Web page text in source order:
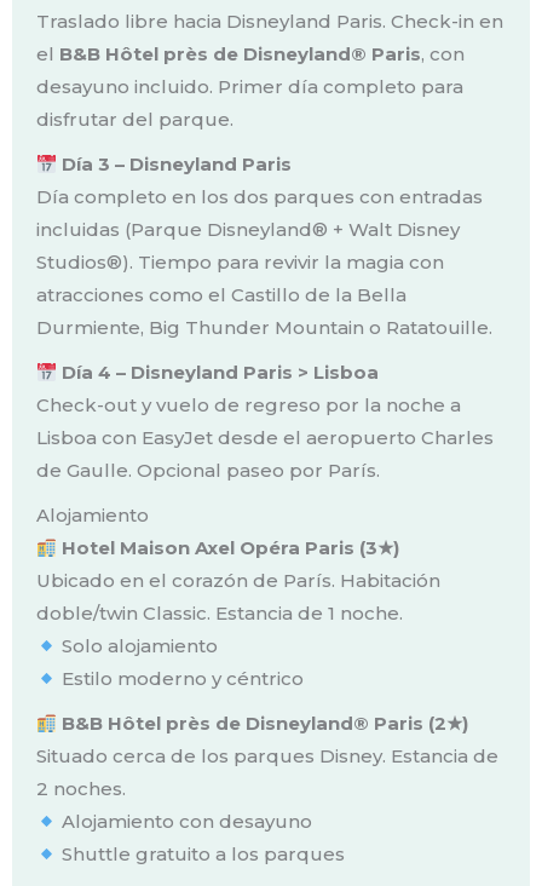
Traslado libre hacia Disneyland Paris. Check-in en
el B&B Hôtel près de Disneyland® Paris, con
desayuno incluido. Primer día completo para
disfrutar del parque.
Día 3 – Disneyland Paris
Día completo en los dos parques con entradas
incluidas (Parque Disneyland® + Walt Disney
Studios®). Tiempo para revivir la magia con
atracciones como el Castillo de la Bella
Durmiente, Big Thunder Mountain o Ratatouille.
Día 4 – Disneyland Paris > Lisboa
Check-out y vuelo de regreso por la noche a
Lisboa con EasyJet desde el aeropuerto Charles
de Gaulle. Opcional paseo por París.
Alojamiento
Hotel Maison Axel Opéra Paris (3★)
Ubicado en el corazón de París. Habitación
doble/twin Classic. Estancia de 1 noche.
Solo alojamiento
Estilo moderno y céntrico
B&B Hôtel près de Disneyland® Paris (2★)
Situado cerca de los parques Disney. Estancia de
2 noches.
Alojamiento con desayuno
Shuttle gratuito a los parques